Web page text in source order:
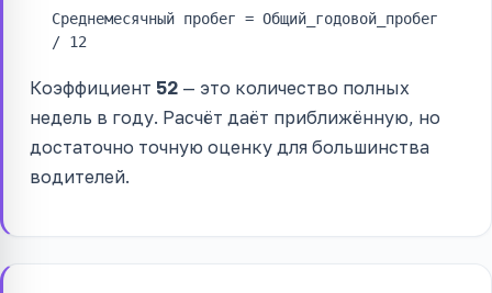
Среднемесячный пробег = Общий_годовой_пробег
/ 12
Коэффициент 52 — это количество полных
недель в году. Расчёт даёт приближённую, но
достаточно точную оценку для большинства
водителей.